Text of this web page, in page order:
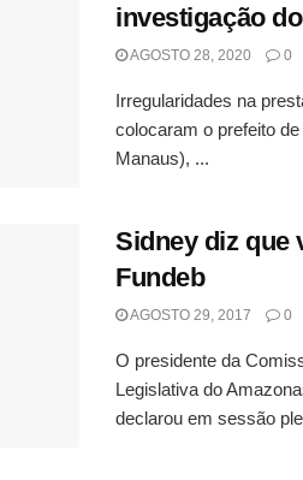
investigação
AGOSTO 28, 2020 0
Irregularidades na
colocaram o prefeito
Manaus), ...
Sidney diz que
Fundeb
AGOSTO 29, 2017 0
O presidente da
Legislativa do
declarou em sessão